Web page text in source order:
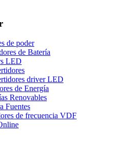
de poder
de Batería
LED
driver LED
de Energía
Renovables
Fuentes
de frecuencia VDF